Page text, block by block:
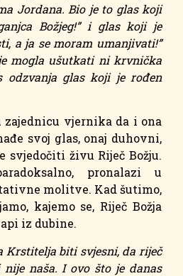
Jordana. Bio je to glas koji
Božjeg!” i glas koji je
a ja se moram umanjivati!”
mogla ušutkati ni krvnička
odzvanja glas koji je rođen
zajednicu vjernika da i ona
svoj glas, onaj duhovni,
svjedočiti živu Riječ Božju.
pronalazi u
molitve. Kad šutimo,
kajemo se, Riječ Božja
iz dubine.
Krstitelja biti svjesni, da riječ
naša. I ovo što je danas